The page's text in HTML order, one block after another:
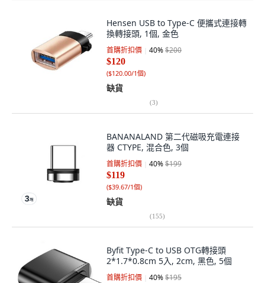
Hensen USB to Type-C 便攜式連接轉
換轉接頭, 1個, 金色
首購折扣價 40%$200
$120
($120.00/1個)
缺貨
(3)
BANANALAND 第二代磁吸充電連接
器 CTYPE, 混合色, 3個
首購折扣價 40%$199
$119
($39.67/1個)
缺貨
(155)
Byfit Type-C to USB OTG轉接頭
2*1.7*0.8cm 5入, 2cm, 黑色, 5個
首購折扣價 40%$195